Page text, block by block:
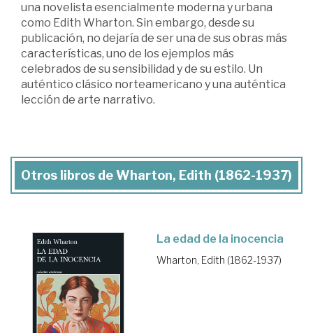
una novelista esencialmente moderna y urbana
como Edith Wharton. Sin embargo, desde su
publicación, no dejaría de ser una de sus obras más
características, uno de los ejemplos más
celebrados de su sensibilidad y de su estilo. Un
auténtico clásico norteamericano y una auténtica
lección de arte narrativo.
Otros libros de Wharton, Edith (1862-1937)
La edad de la inocencia
Wharton, Edith (1862-1937)